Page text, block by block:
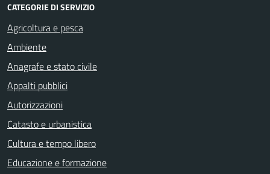
CATEGORIE DI SERVIZIO
Agricoltura e pesca
Ambiente
Anagrafe e stato civile
Appalti pubblici
Autorizzazioni
Catasto e urbanistica
Cultura e tempo libero
Educazione e formazione